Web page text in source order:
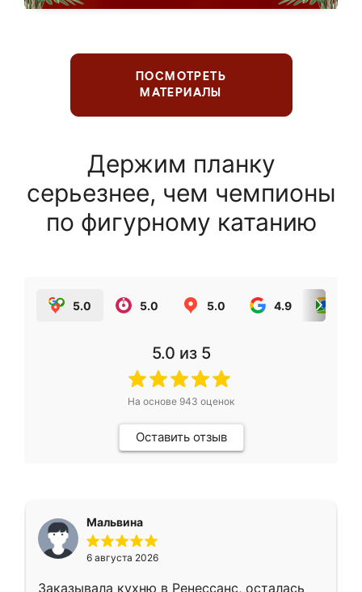
ПОСМОТРЕТЬ
МАТЕРИАЛЫ
Держим планку
серьезнее, чем чемпионы
по фигурному катанию
5.0 5.0 5.0 4.9
5.0 из 5
На основе 943 оценок
Оставить отзыв
Мальвина
6 августа 2026
Заказывала кухню в Ренессанс, осталась